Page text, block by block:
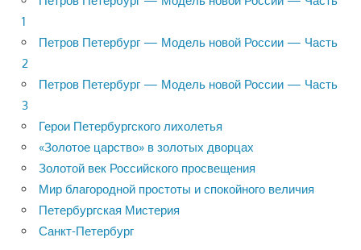
1
Петров Петербург — Модель новой России — Часть
2
Петров Петербург — Модель новой России — Часть
3
Герои Петербургского лихолетья
«Золотое царство» в золотых дворцах
Золотой век Российского просвещения
Мир благородной простоты и спокойного величия
Петербургская Мистерия
Санкт-Петербург